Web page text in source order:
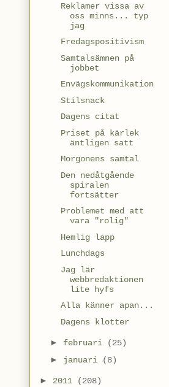
Reklamer vissa av
oss minns... typ
jag
Fredagspositivism
Samtalsämnen på
jobbet
Envägskommunikation
Stilsnack
Dagens citat
Priset på kärlek
äntligen satt
Morgonens samtal
Den nedåtgående
spiralen
fortsätter
Problemet med att
vara "rolig"
Hemlig lapp
Lunchdags
Jag lär
webbredaktionen
lite hyfs
Alla känner apan...
Dagens klotter
► februari
(25)
► januari (8)
► 2011
(208)